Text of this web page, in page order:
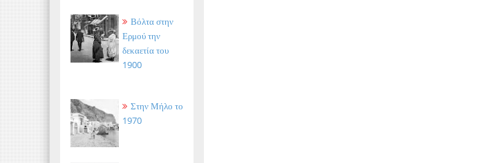
Βόλτα στην
Ερμού την
δεκαετία του
1900
Στην Μήλο το
1970